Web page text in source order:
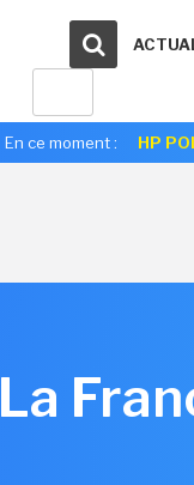
En ce moment : HP
La